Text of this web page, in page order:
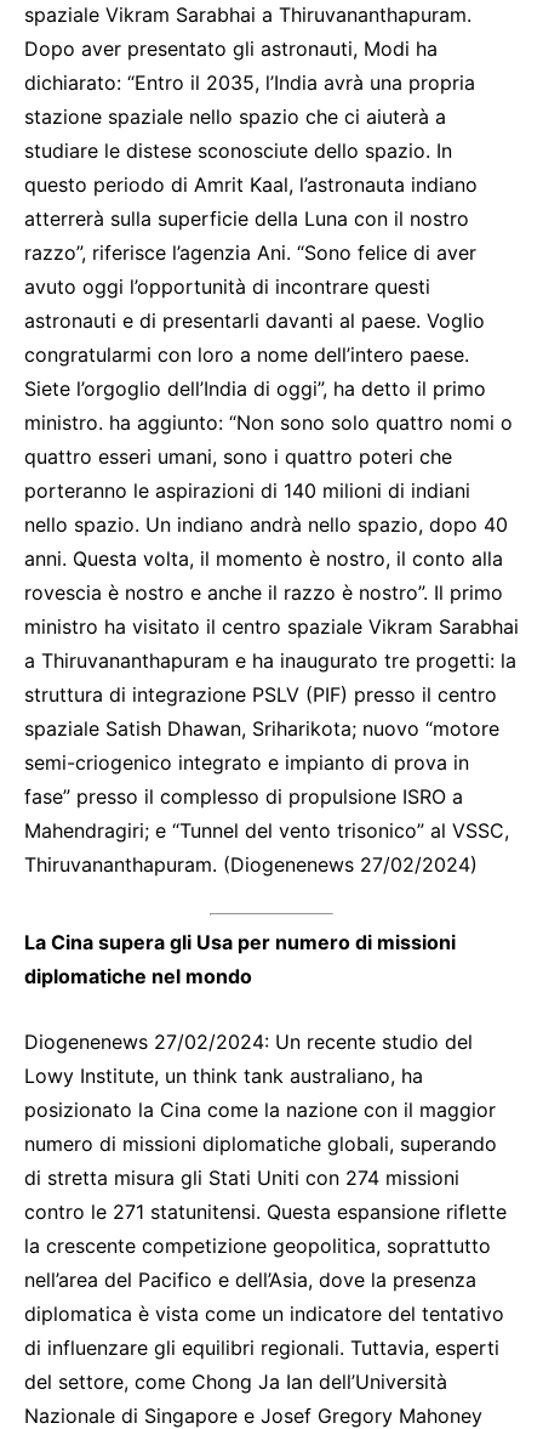
spaziale Vikram Sarabhai a Thiruvananthapuram.
Dopo aver presentato gli astronauti, Modi ha
dichiarato: “Entro il 2035, l’India avrà una propria
stazione spaziale nello spazio che ci aiuterà a
studiare le distese sconosciute dello spazio. In
questo periodo di Amrit Kaal, l’astronauta indiano
atterrerà sulla superficie della Luna con il nostro
razzo”, riferisce l’agenzia Ani. “Sono felice di aver
avuto oggi l’opportunità di incontrare questi
astronauti e di presentarli davanti al paese. Voglio
congratularmi con loro a nome dell’intero paese.
Siete l’orgoglio dell’India di oggi”, ha detto il primo
ministro. ha aggiunto: “Non sono solo quattro nomi o
quattro esseri umani, sono i quattro poteri che
porteranno le aspirazioni di 140 milioni di indiani
nello spazio. Un indiano andrà nello spazio, dopo 40
anni. Questa volta, il momento è nostro, il conto alla
rovescia è nostro e anche il razzo è nostro”. Il primo
ministro ha visitato il centro spaziale Vikram Sarabhai
a Thiruvananthapuram e ha inaugurato tre progetti: la
struttura di integrazione PSLV (PIF) presso il centro
spaziale Satish Dhawan, Sriharikota; nuovo “motore
semi-criogenico integrato e impianto di prova in
fase” presso il complesso di propulsione ISRO a
Mahendragiri; e “Tunnel del vento trisonico” al VSSC,
Thiruvananthapuram. (Diogenenews 27/02/2024)
La Cina supera gli Usa per numero di missioni
diplomatiche nel mondo
Diogenenews 27/02/2024: Un recente studio del
Lowy Institute, un think tank australiano, ha
posizionato la Cina come la nazione con il maggior
numero di missioni diplomatiche globali, superando
di stretta misura gli Stati Uniti con 274 missioni
contro le 271 statunitensi. Questa espansione riflette
la crescente competizione geopolitica, soprattutto
nell’area del Pacifico e dell’Asia, dove la presenza
diplomatica è vista come un indicatore del tentativo
di influenzare gli equilibri regionali. Tuttavia, esperti
del settore, come Chong Ja Ian dell’Università
Nazionale di Singapore e Josef Gregory Mahoney